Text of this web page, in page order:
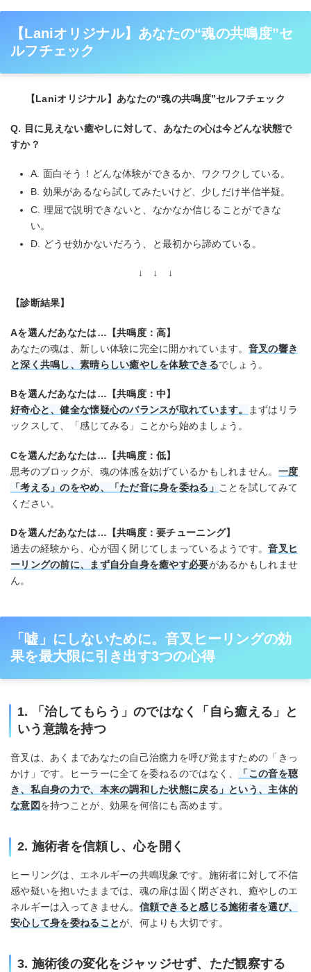
【Laniオリジナル】あなたの“魂の共鳴度”セ
ルフチェック
【Laniオリジナル】あなたの“魂の共鳴度”セルフチェック
Q. 目に見えない癒やしに対して、あなたの心は今どんな状態で
すか？
A. 面白そう！どんな体験ができるか、ワクワクしている。
B. 効果があるなら試してみたいけど、少しだけ半信半疑。
C. 理屈で説明できないと、なかなか信じることができな
い。
D. どうせ効かないだろう、と最初から諦めている。
↓ ↓ ↓
【診断結果】
Aを選んだあなたは…【共鳴度：高】
あなたの魂は、新しい体験に完全に開かれています。 音叉の響き
と深く共鳴し、素晴らしい癒やしを体験できるでしょう。
Bを選んだあなたは…【共鳴度：中】
好奇心と、健全な懐疑心のバランスが取れています。
まずはリラ
ックスして、「感じてみる」ことから始めましょう。
Cを選んだあなたは…【共鳴度：低】
思考のブロックが、魂の体感を妨げているかもしれません。 一度
「考える」のをやめ、「ただ音に身を委ねる」 ことを試してみて
ください。
Dを選んだあなたは…【共鳴度：要チューニング】
過去の経験から、心が固く閉じてしまっているようです。音叉ヒ
ーリングの前に、まず自分自身を癒やす必要があるかもしれませ
ん。
「嘘」にしないために。音叉ヒーリングの効
果を最大限に引き出す3つの心得
1. 「治してもらう」のではなく「自ら癒える」と
いう意識を持つ
音叉は、あくまであなたの自己治癒力を呼び覚ますための「きっ
かけ」です。ヒーラーに全てを委ねるのではなく、
「この音を聴
き、私自身の力で、本来の調和した状態に戻る」という、主体的
な意図を持つことが、効果を何倍にも高めます。
2. 施術者を信頼し、心を開く
ヒーリングは、エネルギーの共鳴現象です。施術者に対して不信
感や疑いを抱いたままでは、魂の扉は固く閉ざされ、癒やしのエ
ネルギーは入ってきません。 信頼できると感じる施術者を選び、
安心して身を委ねることが、何よりも大切です。
3. 施術後の変化をジャッジせず、ただ観察する